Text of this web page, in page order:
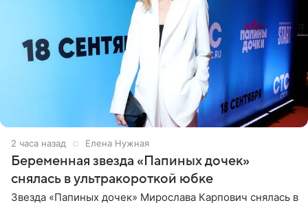
2 часа назад Елена Нужная
Беременная звезда «Папиных дочек»
снялась в ультракороткой юбке
Звезда «Папиных дочек» Мирослава Карпович снялась в